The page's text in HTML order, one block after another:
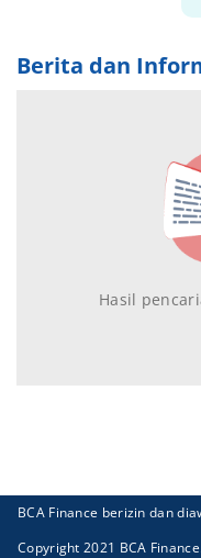
Berita dan
Hasil
BCA Finance berizin dan
Copyright 2021 BCA